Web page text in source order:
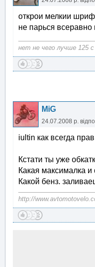
открои мелкии
не парься всеравно
нет не чего лучше 125
MiG
24.07.2008 р.
iultin как всегда
Кстати ты уже
Какая максималка
Какой бенз.
http://